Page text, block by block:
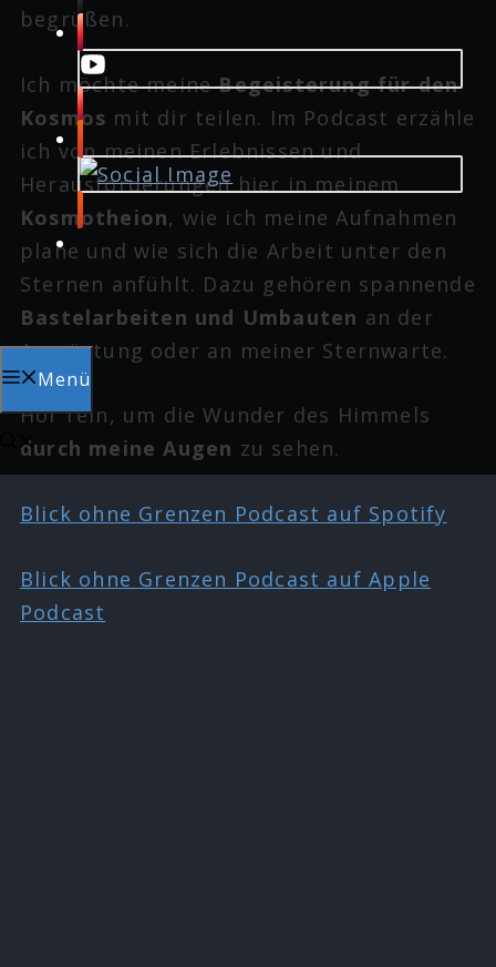
Menü
begrüßen.
Ich möchte meineBegeisterung für den
Kosmos mit dir teilen. Im Podcast erzähle
ich von meinen Erlebnissen und
Herausforderungen hier in meinem
Kosmotheion, wie ich meine Aufnahmen
plane und wie sich die Arbeit unter den
Sternen anfühlt. Dazu gehören spannende
Bastelarbeiten und Umbauten an der
Ausrüstung oder an meiner Sternwarte.
Hör rein, um die Wunder des Himmels
durch meine Augen zu sehen.
Blick ohne Grenzen Podcast auf Spotify
Blick ohne Grenzen Podcast auf Apple
Podcast